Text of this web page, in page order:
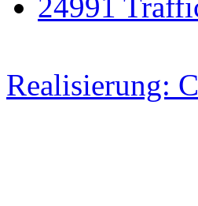
24991
Realisierung: